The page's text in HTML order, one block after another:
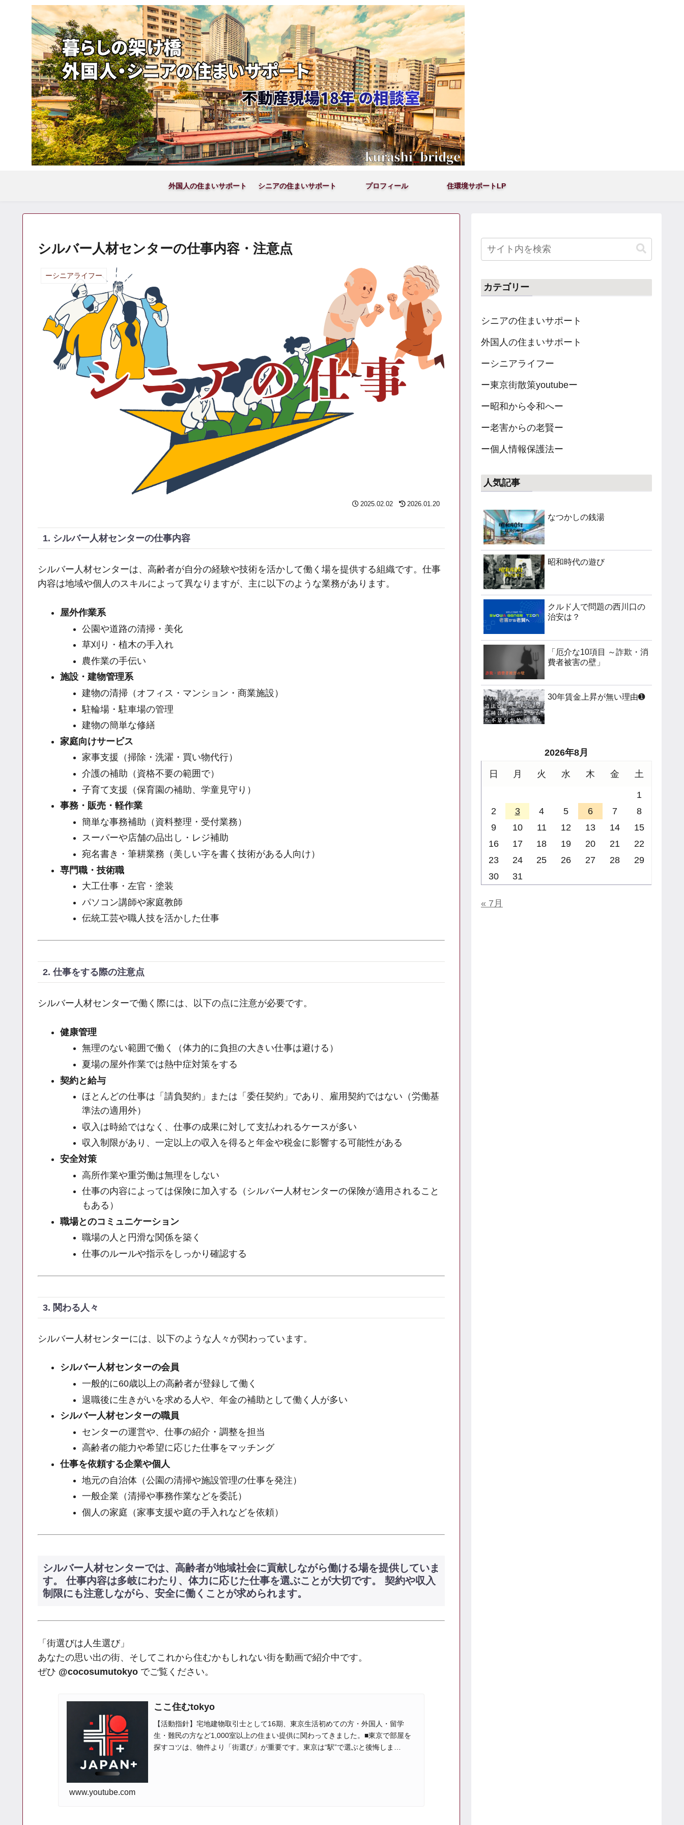
外国人の住まいサポート シニアの住まいサポート プロフィール 住環境サポートLP
シルバー人材センターの仕事内容・注意点
ーシニアライフー
2025.02.02 2026.01.20
1. シルバー人材センターの仕事内容
シルバー人材センターは、高齢者が自分の経験や技術を活かして働く場を提供する組織です。仕事
内容は地域や個人のスキルによって異なりますが、主に以下のような業務があります。
屋外作業系
公園や道路の清掃・美化
草刈り・植木の手入れ
農作業の手伝い
施設・建物管理系
建物の清掃（オフィス・マンション・商業施設）
駐輪場・駐車場の管理
建物の簡単な修繕
家庭向けサービス
家事支援（掃除・洗濯・買い物代行）
介護の補助（資格不要の範囲で）
子育て支援（保育園の補助、学童見守り）
事務・販売・軽作業
簡単な事務補助（資料整理・受付業務）
スーパーや店舗の品出し・レジ補助
宛名書き・筆耕業務（美しい字を書く技術がある人向け）
専門職・技術職
大工仕事・左官・塗装
パソコン講師や家庭教師
伝統工芸や職人技を活かした仕事
2. 仕事をする際の注意点
シルバー人材センターで働く際には、以下の点に注意が必要です。
健康管理
無理のない範囲で働く（体力的に負担の大きい仕事は避ける）
夏場の屋外作業では熱中症対策をする
契約と給与
ほとんどの仕事は「請負契約」または「委任契約」であり、雇用契約ではない（労働基
準法の適用外）
収入は時給ではなく、仕事の成果に対して支払われるケースが多い
収入制限があり、一定以上の収入を得ると年金や税金に影響する可能性がある
安全対策
高所作業や重労働は無理をしない
仕事の内容によっては保険に加入する（シルバー人材センターの保険が適用されること
もある）
職場とのコミュニケーション
職場の人と円滑な関係を築く
仕事のルールや指示をしっかり確認する
3. 関わる人々
シルバー人材センターには、以下のような人々が関わっています。
シルバー人材センターの会員
一般的に60歳以上の高齢者が登録して働く
退職後に生きがいを求める人や、年金の補助として働く人が多い
シルバー人材センターの職員
センターの運営や、仕事の紹介・調整を担当
高齢者の能力や希望に応じた仕事をマッチング
仕事を依頼する企業や個人
地元の自治体（公園の清掃や施設管理の仕事を発注）
一般企業（清掃や事務作業などを委託）
個人の家庭（家事支援や庭の手入れなどを依頼）
シルバー人材センターでは、高齢者が地域社会に貢献しながら働ける場を提供していま
す。 仕事内容は多岐にわたり、体力に応じた仕事を選ぶことが大切です。 契約や収入
制限にも注意しながら、安全に働くことが求められます。
「街選びは人生選び」
あなたの思い出の街、そしてこれから住むかもしれない街を動画で紹介中です。
ぜひ @cocosumutokyo でご覧ください。
ここ住むtokyo
【活動指針】宅地建物取引士として16期、東京生活初めての方・外国人・留学
生・難民の方など1,000室以上の住まい提供に関わってきました。■東京で部屋を
探すコツは、物件より「街選び」が重要です。東京は“駅”で選ぶと後悔しま
www.youtube.com
カテゴリー
シニアの住まいサポート
外国人の住まいサポート
ーシニアライフー
ー東京街散策youtubeー
ー昭和から令和へー
ー老害からの老賢ー
ー個人情報保護法ー
人気記事
なつかしの銭湯
昭和時代の遊び
クルド人で問題の西川口の
治安は？
「厄介な10項目 ～詐欺・消
費者被害の壁」
30年賃金上昇が無い理由➊
2026年8月
日 月 火 水 木 金 土
1
2
3 4 5 6 7
8
9
10 11 12 13 14
15
16
17 18 19 20 21
22
23
24 25 26 27 28
29
30
31
« 7月